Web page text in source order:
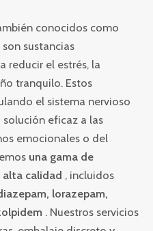
conocidos como
sustancias
reducir el estrés, la
tranquilo. Estos
el sistema nervioso
eficaz a las
emocionales o del
una gama de
alta calidad , incluidos
lorazepam,
. Nuestros servicios